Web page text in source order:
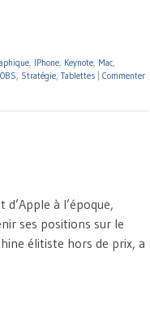
, IPhone, Keynote, Mac,
, Stratégie, Tablettes Commenter
à l’époque,
ses positions sur le
élitiste hors de prix, a